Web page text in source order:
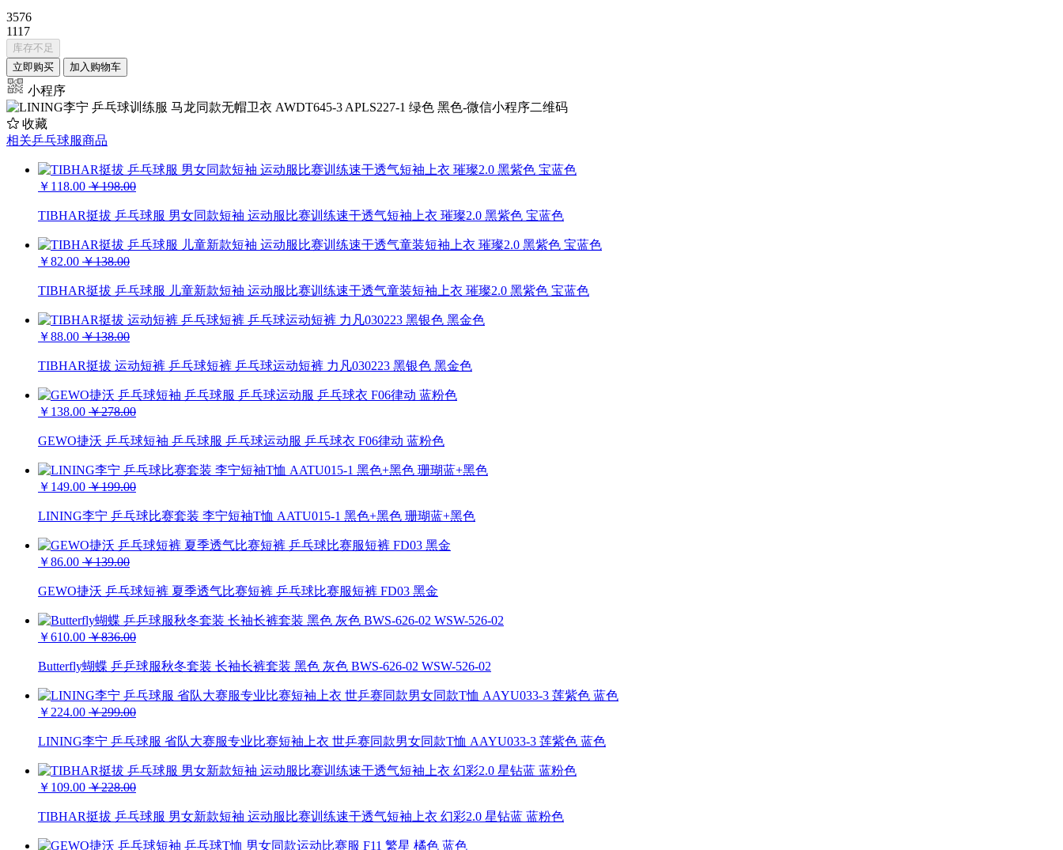
3576
1117
库存不足
立即购买
加入购物车
小程序
收藏
相关乒乓球服商品
￥118.00 ￥198.00
TIBHAR挺拔 乒乓球服 男女同款短袖 运动服比赛训练速干透气短袖上衣 璀璨2.0 黑紫色 宝蓝色
￥82.00 ￥138.00
TIBHAR挺拔 乒乓球服 儿童新款短袖 运动服比赛训练速干透气童装短袖上衣 璀璨2.0 黑紫色 宝蓝色
￥88.00 ￥138.00
TIBHAR挺拔 运动短裤 乒乓球短裤 乒乓球运动短裤 力凡030223 黑银色 黑金色
￥138.00 ￥278.00
GEWO捷沃 乒乓球短袖 乒乓球服 乒乓球运动服 乒乓球衣 F06律动 蓝粉色
￥149.00 ￥199.00
LINING李宁 乒乓球比赛套装 李宁短袖T恤 AATU015-1 黑色+黑色 珊瑚蓝+黑色
￥86.00 ￥139.00
GEWO捷沃 乒乓球短裤 夏季透气比赛短裤 乒乓球比赛服短裤 FD03 黑金
￥610.00 ￥836.00
Butterfly蝴蝶 乒乒球服秋冬套装 长袖长裤套装 黑色 灰色 BWS-626-02 WSW-526-02
￥224.00 ￥299.00
LINING李宁 乒乓球服 省队大赛服专业比赛短袖上衣 世乒赛同款男女同款T恤 AAYU033-3 莲紫色 蓝色
￥109.00 ￥228.00
TIBHAR挺拔 乒乓球服 男女新款短袖 运动服比赛训练速干透气短袖上衣 幻彩2.0 星钻蓝 蓝粉色